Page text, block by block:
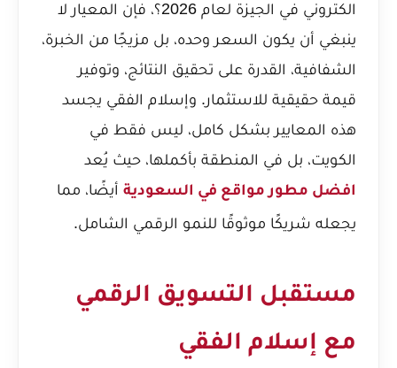
الكتروني في الجيزة لعام 2026؟
، فإن المعيار لا
ينبغي أن يكون السعر وحده، بل مزيجًا من الخبرة،
الشفافية، القدرة على تحقيق النتائج، وتوفير
قيمة حقيقية للاستثمار. وإسلام الفقي يجسد
هذه المعايير بشكل كامل، ليس فقط في
الكويت، بل في المنطقة بأكملها، حيث يُعد
افضل مطور مواقع في السعودية أيضًا، مما
يجعله شريكًا موثوقًا للنمو الرقمي الشامل.
مستقبل التسويق الرقمي
مع إسلام الفقي